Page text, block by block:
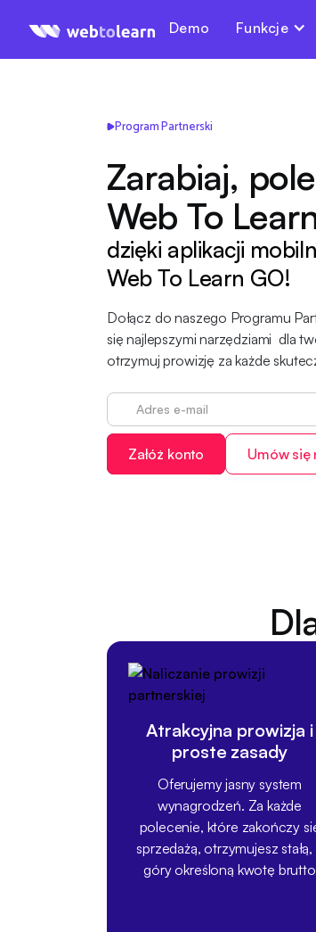
Demo Funkcje
Program Partnerski
Zarabiaj,
Web To
dzięki aplikacji
Web To Learn GO!
Dołącz do naszego Programu
się najlepszymi narzędziami dla
otrzymuj prowizję za każde
Atrakcyjna prowizja i
proste zasady
Oferujemy jasny system
wynagrodzeń. Za każde
polecenie, które zakończy
sprzedażą, otrzymujesz stałą,
góry określoną kwotę brutto